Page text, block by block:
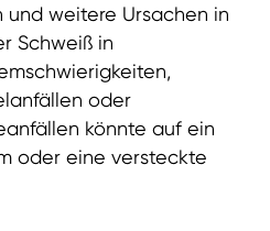
weitere Ursachen in
Schweiß in
oder
könnte auf ein
oder eine versteckte